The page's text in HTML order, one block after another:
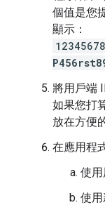
個值是您
顯示：
將用戶端
如果您打
放在方便
在應用程
使
使